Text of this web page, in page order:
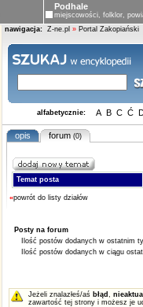
Podhale
miejscowości, folklor,
nawigacja: Z-ne.pl » Portal Zakopiański
alfabetycznie: A B C Ć
opis forum (0)
Temat posta
«powrót do listy działów
Posty na forum
Ilość postów dodanych w ostatnim
Ilość postów dodanych w ciągu
Jeżeli znalazłeś/aś błąd ,
zawartość tej strony i możesz je